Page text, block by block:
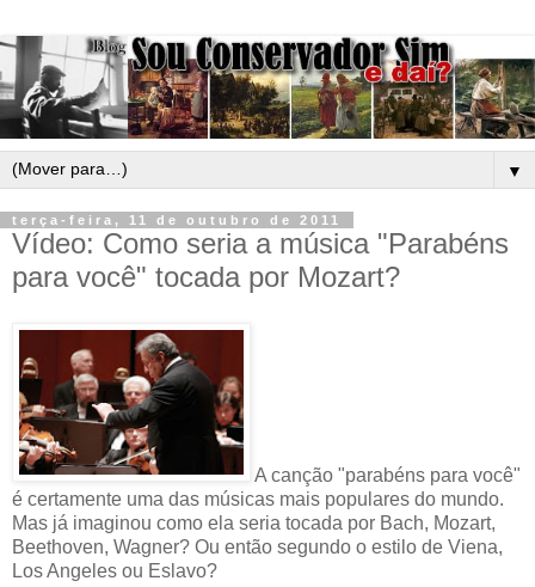
▼
terça-feira, 11 de outubro de 2011
Vídeo: Como seria a música "Parabéns
para você" tocada por Mozart?
A canção "parabéns para você"
é certamente uma das músicas mais populares do mundo.
Mas já imaginou como ela seria tocada por Bach, Mozart,
Beethoven, Wagner? Ou então segundo o estilo de Viena,
Los Angeles ou Eslavo?